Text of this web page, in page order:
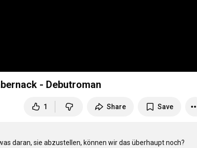
- Debutroman
1 Share Save
daran, sie abzustellen, können wir das überhaupt noch?